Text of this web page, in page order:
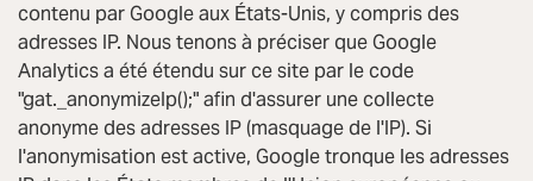
contenu par Google aux États-Unis, y compris des
adresses IP. Nous tenons à préciser que Google
Analytics a été étendu sur ce site par le code
"gat._anonymizeIp();" afin d'assurer une collecte
anonyme des adresses IP (masquage de l'IP). Si
l'anonymisation est active, Google tronque les adresses